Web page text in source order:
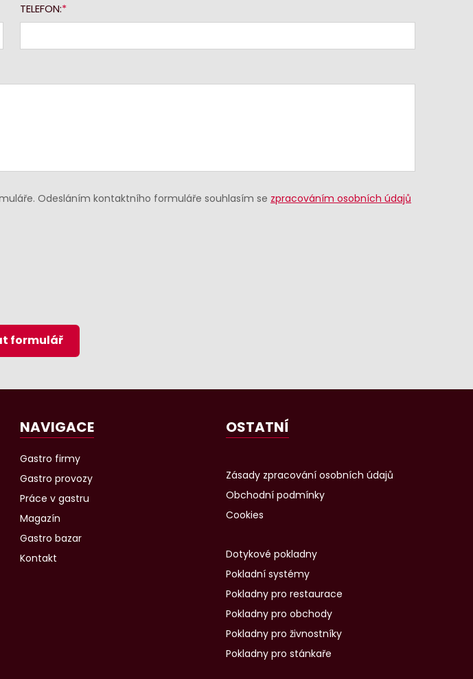
TELEFON:
Odesláním kontaktního formuláře souhlasím se zpracováním osobních údajů
formulář
NAVIGACE
Gastro firmy
Gastro provozy
Práce v gastru
Magazín
Gastro bazar
Kontakt
OSTATNÍ
Zásady zpracování osobních údajů
Obchodní podmínky
Cookies
Dotykové pokladny
Pokladní systémy
Pokladny pro restaurace
Pokladny pro obchody
Pokladny pro živnostníky
Pokladny pro stánkaře